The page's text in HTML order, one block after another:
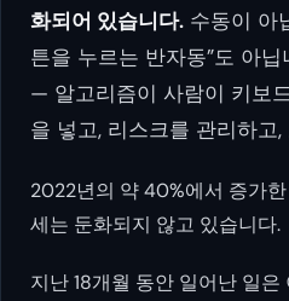
화되어 있습니다. 수동이 아
튼을 누르는 반자동”도 아
— 알고리즘이 사람이 키보
을 넣고, 리스크를 관리하고
2022년의 약 40%에서 증가
세는 둔화되지 않고 있습니다.
지난 18개월 동안 일어난 일